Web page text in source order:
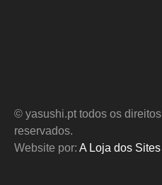
© yasushi.pt todos os direitos
reservados.
Website por: A Loja dos Sites